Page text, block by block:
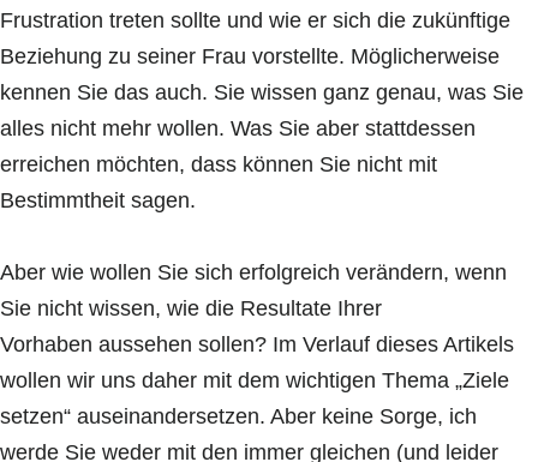
Frustration treten sollte und wie er sich die zukünftige
Beziehung zu seiner Frau vorstellte. Möglicherweise
kennen Sie das auch. Sie wissen ganz genau, was Sie
alles nicht mehr wollen. Was Sie aber stattdessen
erreichen möchten, dass können Sie nicht mit
Bestimmtheit sagen.
Aber wie wollen Sie sich erfolgreich verändern, wenn
Sie nicht wissen, wie die Resultate Ihrer
Vorhaben aussehen sollen? Im Verlauf dieses Artikels
wollen wir uns daher mit dem wichtigen Thema „Ziele
setzen“ auseinandersetzen. Aber keine Sorge, ich
werde Sie weder mit den immer gleichen (und leider